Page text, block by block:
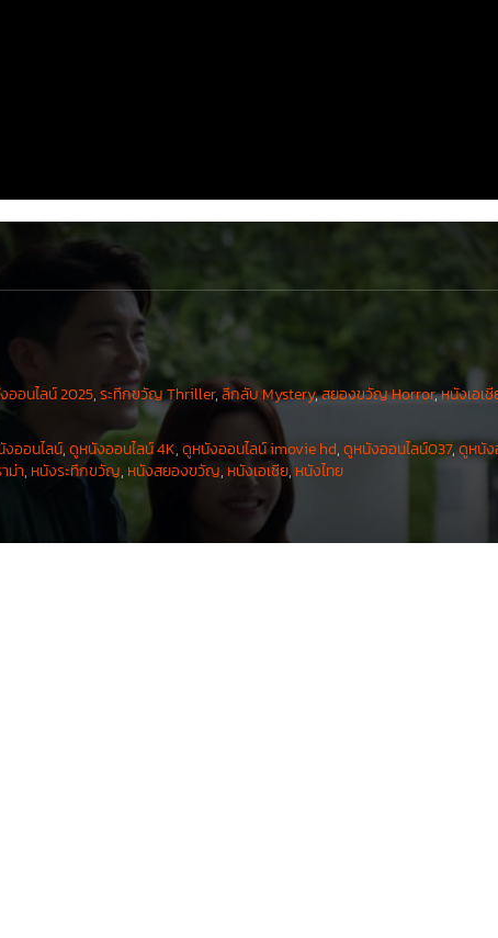
ออนไลน์ 2025,ระทึกขวัญ Thriller,ลึกลับ Mystery,สยองขวัญ Horror,หนังเอเ
ออนไลน์,ดูหนังออนไลน์ 4K,ดูหนังออนไลน์ imovie hd,ดูหนังออนไลน์037,ดูหนัง
ม่า, หนังระทึกขวัญ, หนังสยองขวัญ, หนังเอเชีย,หนังไทย